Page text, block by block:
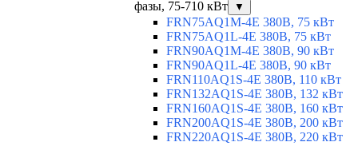
фазы, 75-710 кВт
▼
FRN75AQ1M-4E 380В, 75 кВт
FRN75AQ1L-4E 380В, 75 кВт
FRN90AQ1M-4E 380В, 90 кВт
FRN90AQ1L-4E 380В, 90 кВт
FRN110AQ1S-4E 380В, 110 кВт
FRN132AQ1S-4E 380В, 132 кВт
FRN160AQ1S-4E 380В, 160 кВт
FRN200AQ1S-4E 380В, 200 кВт
FRN220AQ1S-4E 380В, 220 кВт